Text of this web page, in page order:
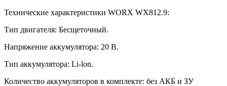
Технические характеристики WORX WX812.9:
Тип двигателя: Бесщеточный.
Напряжение аккумулятора: 20 В.
Тип аккумулятора: Li-lon.
Количество аккумуляторов в комплекте: без АКБ и ЗУ